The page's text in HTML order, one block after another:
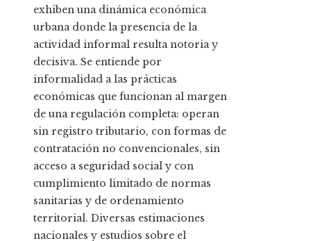
exhiben una dinámica económica
urbana donde la presencia de la
actividad informal resulta notoria y
decisiva. Se entiende por
informalidad a las prácticas
económicas que funcionan al margen
de una regulación completa: operan
sin registro tributario, con formas de
contratación no convencionales, sin
acceso a seguridad social y con
cumplimiento limitado de normas
sanitarias y de ordenamiento
territorial. Diversas estimaciones
nacionales y estudios sobre el